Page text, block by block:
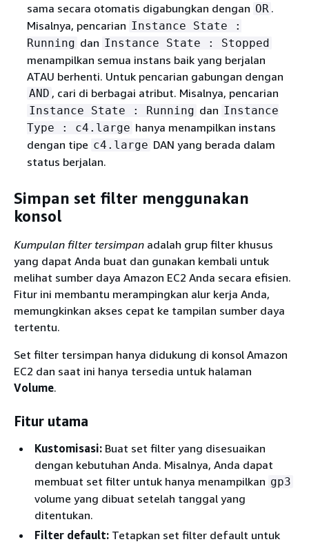
sama secara otomatis digabungkan dengan OR .
Misalnya, pencarian Instance State :
Running dan Instance State : Stopped
menampilkan semua instans baik yang berjalan
ATAU berhenti. Untuk pencarian gabungan dengan
AND , cari di berbagai atribut. Misalnya, pencarian
Instance State : Running dan Instance
Type : c4.large hanya menampilkan instans
dengan tipe c4.large DAN yang berada dalam
status berjalan.
Simpan set filter menggunakan
konsol
Kumpulan filter tersimpan adalah grup filter khusus
yang dapat Anda buat dan gunakan kembali untuk
melihat sumber daya Amazon EC2 Anda secara efisien.
Fitur ini membantu merampingkan alur kerja Anda,
memungkinkan akses cepat ke tampilan sumber daya
tertentu.
Set filter tersimpan hanya didukung di konsol Amazon
EC2 dan saat ini hanya tersedia untuk halaman
Volume.
Fitur utama
Kustomisasi: Buat set filter yang disesuaikan
dengan kebutuhan Anda. Misalnya, Anda dapat
membuat set filter untuk hanya menampilkan gp3
volume yang dibuat setelah tanggal yang
ditentukan.
Filter default: Tetapkan set filter default untuk